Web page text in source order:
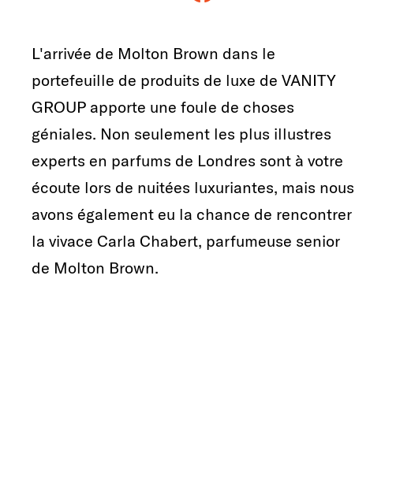
L'arrivée de Molton Brown dans le
portefeuille de produits de luxe de VANITY
GROUP apporte une foule de choses
géniales. Non seulement les plus illustres
experts en parfums de Londres sont à votre
écoute lors de nuitées luxuriantes, mais nous
avons également eu la chance de rencontrer
la vivace Carla Chabert, parfumeuse senior
de Molton Brown.